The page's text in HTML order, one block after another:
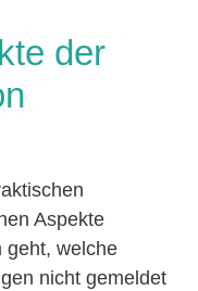
der
Aspekte
geht, welche
nicht gemeldet